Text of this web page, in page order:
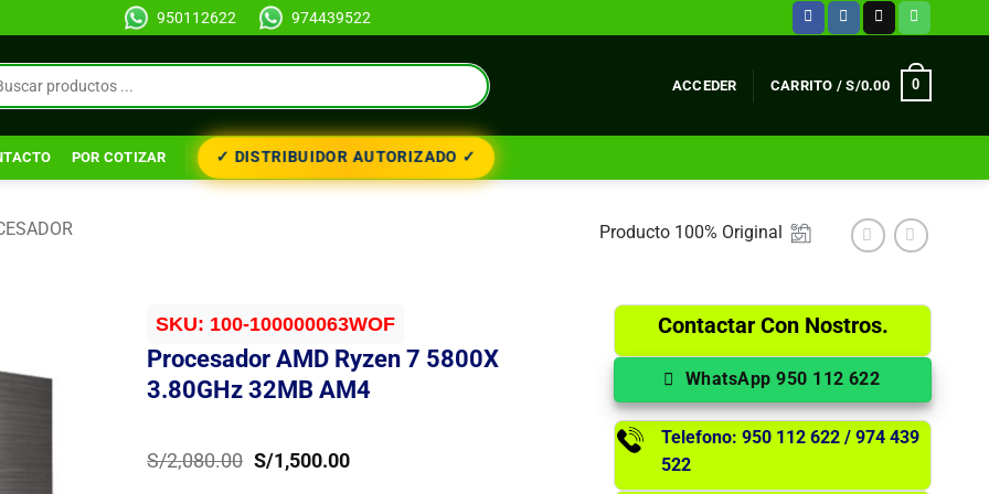
950112622 974439522
ACCEDER CARRITO /S/0.00 0
POR COTIZAR ✓ DISTRIBUIDOR AUTORIZADO ✓
Producto 100% Original
SKU: 100-100000063WOF
Procesador AMD Ryzen 7 5800X
3.80GHz 32MB AM4
S/2,080.00 El
precio
S/1,500.00El
Contactar Con Nostros.
WhatsApp 950 112 622
Telefono: 950 112 622 / 974 439
522